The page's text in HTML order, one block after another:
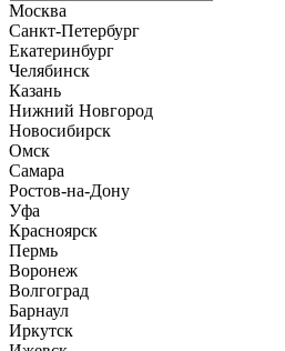
Москва
Санкт-Петербург
Екатеринбург
Челябинск
Казань
Нижний Новгород
Новосибирск
Омск
Самара
Ростов-на-Дону
Уфа
Красноярск
Пермь
Воронеж
Волгоград
Барнаул
Иркутск